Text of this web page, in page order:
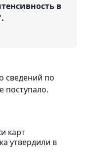
в
сведений по
поступало.
карт
утвердили в